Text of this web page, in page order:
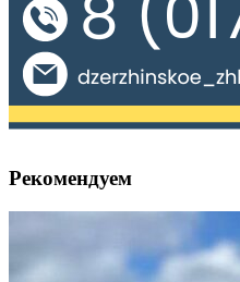
Рекомендуем